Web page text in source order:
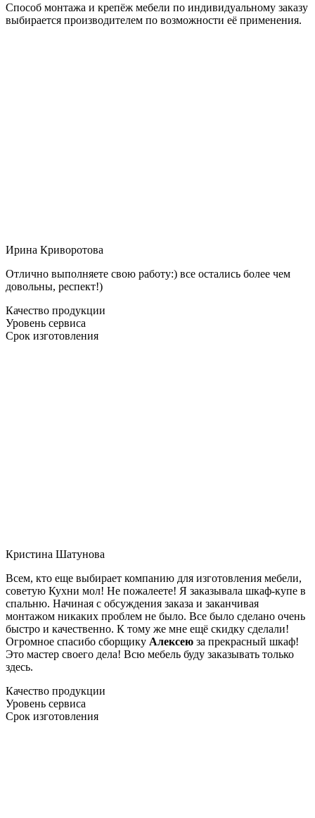
Способ монтажа и крепёж мебели по индивидуальному заказу
выбирается производителем по возможности её применения.
Ирина Криворотова
Отлично выполняете свою работу:) все остались более чем
довольны, респект!)
Качество продукции
Уровень сервиса
Срок изготовления
Кристина Шатунова
Всем, кто еще выбирает компанию для изготовления мебели,
советую Кухни мол! Не пожалеете! Я заказывала шкаф-купе в
спальню. Начиная с обсуждения заказа и заканчивая
монтажом никаких проблем не было. Все было сделано очень
быстро и качественно. К тому же мне ещё скидку сделали!
Огромное спасибо сборщику Алексею за прекрасный шкаф!
Это мастер своего дела! Всю мебель буду заказывать только
здесь.
Качество продукции
Уровень сервиса
Срок изготовления